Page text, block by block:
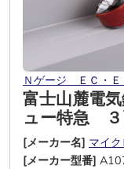
Ｎゲージ ＥＣ・Ｅ
富士山麓電
ュー特急
[メーカー名] マイ
[メーカー型番]